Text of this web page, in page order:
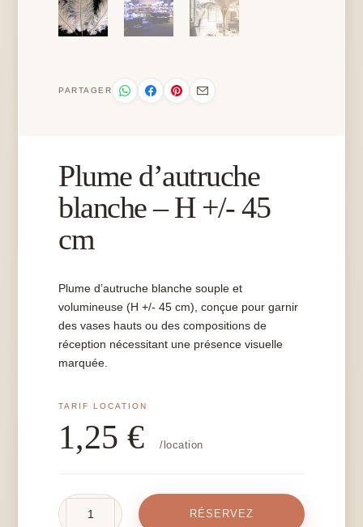
PARTAGER
Plume d’autruche
blanche – H +/- 45
cm
Plume d’autruche blanche souple et
volumineuse (H +/- 45 cm), conçue pour garnir
des vases hauts ou des compositions de
réception nécessitant une présence visuelle
marquée.
1,25€ /location
RÉSERVEZ